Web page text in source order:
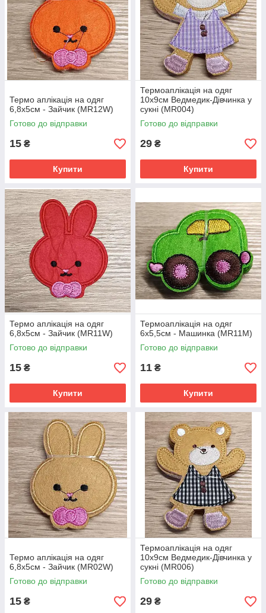
Термо аплікація на одяг
6,8х5см - Зайчик (MR12W)
Готово до відправки
15 ₴
Купити
Термоаплікація на одяг
10х9см Ведмедик-Дівчинка у
сукні (MR004)
Готово до відправки
29 ₴
Купити
Термо аплікація на одяг
6,8х5см - Зайчик (MR11W)
Готово до відправки
15 ₴
Купити
Термоаплікація на одяг
6х5,5см - Машинка (MR11М)
Готово до відправки
11 ₴
Купити
Термо аплікація на одяг
6,8х5см - Зайчик (MR02W)
Готово до відправки
15 ₴
Термоаплікація на одяг
10х9см Ведмедик-Дівчинка у
сукні (MR006)
Готово до відправки
29 ₴